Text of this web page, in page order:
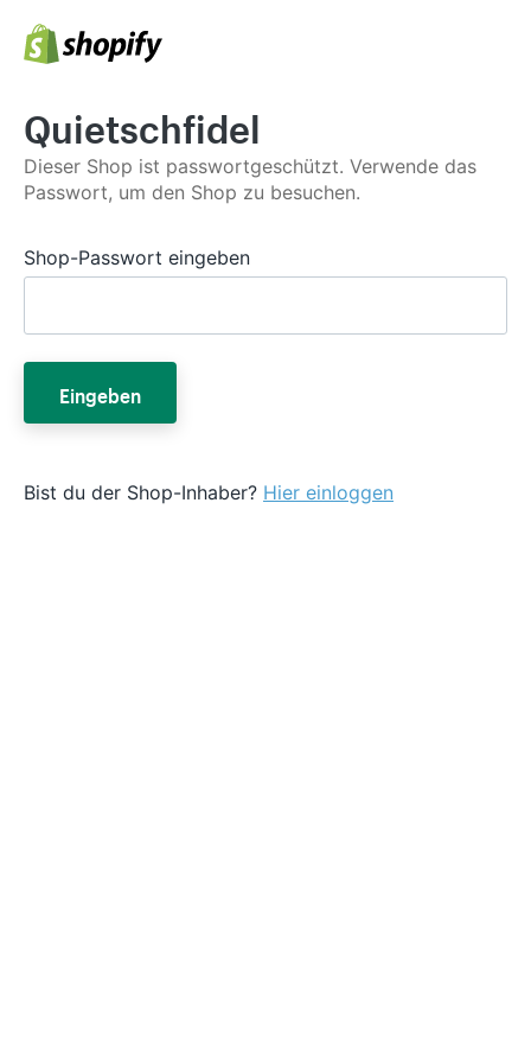
Quietschfidel
Dieser Shop ist passwortgeschützt. Verwende das
Passwort, um den Shop zu besuchen.
Shop-Passwort eingeben
Eingeben
Bist du der Shop-Inhaber? Hier einloggen